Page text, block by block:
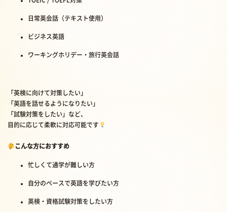
日常英会話（テキスト使用）
ビジネス英語
ワーキングホリデー・旅行英会話
「英検に向けて対策したい」
「英語を話せるようになりたい」
「試験対策をしたい」など、
目的に応じて柔軟に対応可能です
こんな方におすすめ
忙しくて通学が難しい方
自分のペースで英語を学びたい方
英検・資格試験対策をしたい方